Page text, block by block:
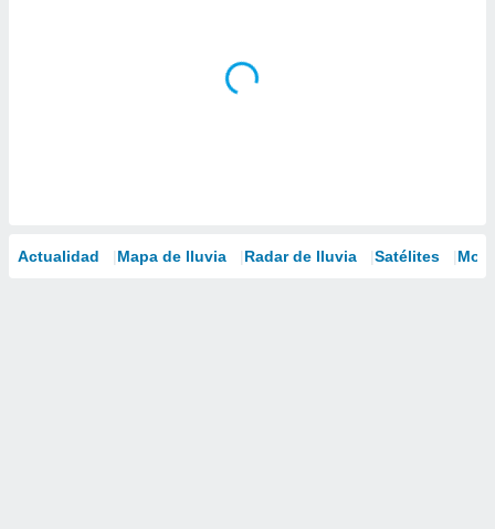
Actualidad Mapa de lluvia Radar de lluvia Satélites